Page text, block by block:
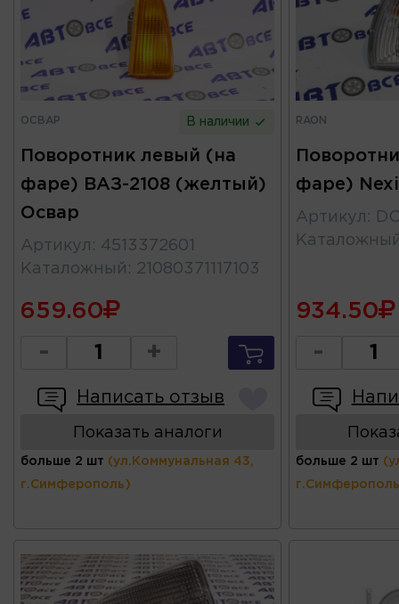
ОСВАР В наличии
Поворотник левый (на
фаре) ВАЗ-2108 (желтый)
Освар
Артикул : 4513372601
Каталожный : 21080371117103
659.60
- +
Написать отзыв
Показать аналоги
больше 2 шт (ул.Коммунальная 43,
г.Симферополь)
RAON
фаре)
Артикул :
934.50
-
больше 2 шт